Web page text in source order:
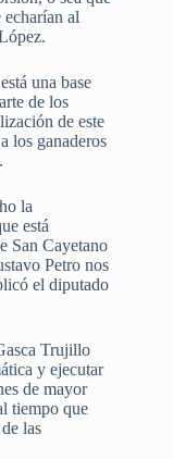
echarían al
una base
de los
de este
los ganaderos
la
está
San Cayetano
Petro nos
el diputado
Trujillo
y ejecutar
de mayor
tiempo que
las